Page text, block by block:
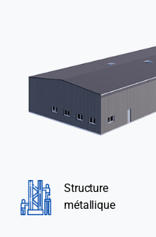
Structure
métallique